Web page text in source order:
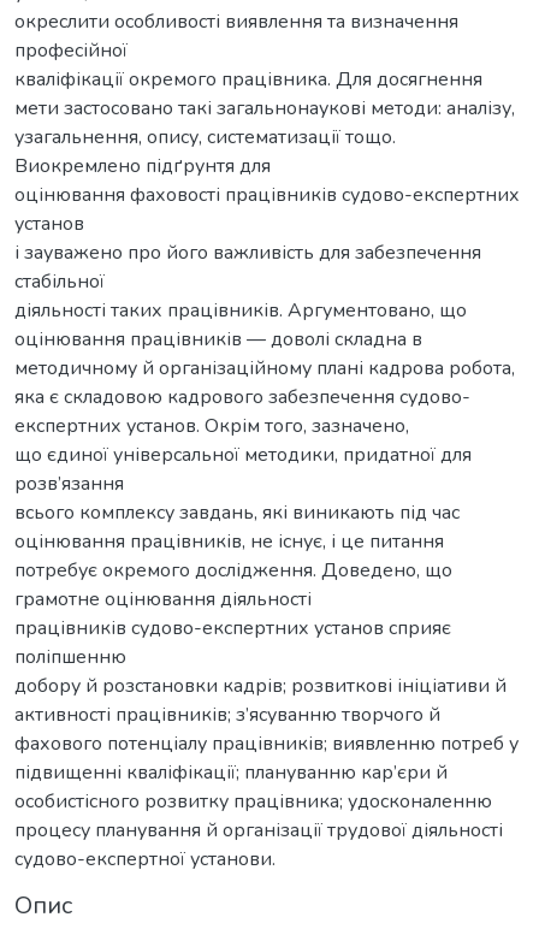
окреслити особливості виявлення та визначення
професійної
кваліфікації окремого працівника. Для досягнення
мети застосовано такі загальнонаукові методи: аналізу,
узагальнення, опису, систематизації тощо.
Виокремлено підґрунтя для
оцінювання фаховості працівників судово-експертних
установ
і зауважено про його важливість для забезпечення
стабільної
діяльності таких працівників. Аргументовано, що
оцінювання працівників — доволі складна в
методичному й організаційному плані кадрова робота,
яка є складовою кадрового забезпечення судово-
експертних установ. Окрім того, зазначено,
що єдиної універсальної методики, придатної для
розв’язання
всього комплексу завдань, які виникають під час
оцінювання працівників, не існує, і це питання
потребує окремого дослідження. Доведено, що
грамотне оцінювання діяльності
працівників судово-експертних установ сприяє
поліпшенню
добору й розстановки кадрів; розвиткові ініціативи й
активності працівників; з’ясуванню творчого й
фахового потенціалу працівників; виявленню потреб у
підвищенні кваліфікації; плануванню кар’єри й
особистісного розвитку працівника; удосконаленню
процесу планування й організації трудової діяльності
судово-експертної установи.
Опис